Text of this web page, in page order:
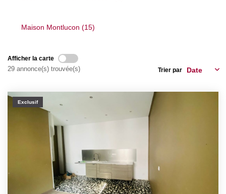
Maison Montlucon (15)
Afficher la carte
29 annonce(s) trouvée(s) Trier par
Exclusif